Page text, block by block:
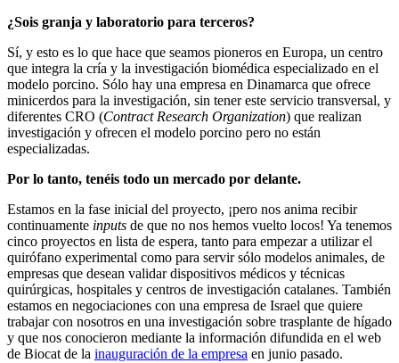
¿Sois granja y laboratorio para terceros?
Sí, y esto es lo que hace que seamos pioneros en Europa, un centro
que integra la cría y la investigación biomédica especializado en el
modelo porcino. Sólo hay una empresa en Dinamarca que ofrece
minicerdos para la investigación, sin tener este servicio transversal, y
diferentes CRO (Contract Research Organization) que realizan
investigación y ofrecen el modelo porcino pero no están
especializadas.
Por lo tanto, tenéis todo un mercado por delante.
Estamos en la fase inicial del proyecto, ¡pero nos anima recibir
continuamente inputs de que no nos hemos vuelto locos! Ya tenemos
cinco proyectos en lista de espera, tanto para empezar a utilizar el
quirófano experimental como para servir sólo modelos animales, de
empresas que desean validar dispositivos médicos y técnicas
quirúrgicas, hospitales y centros de investigación catalanes. También
estamos en negociaciones con una empresa de Israel que quiere
trabajar con nosotros en una investigación sobre trasplante de hígado
y que nos conocieron mediante la información difundida en el web
de Biocat de la inauguración de la empresa en junio pasado.